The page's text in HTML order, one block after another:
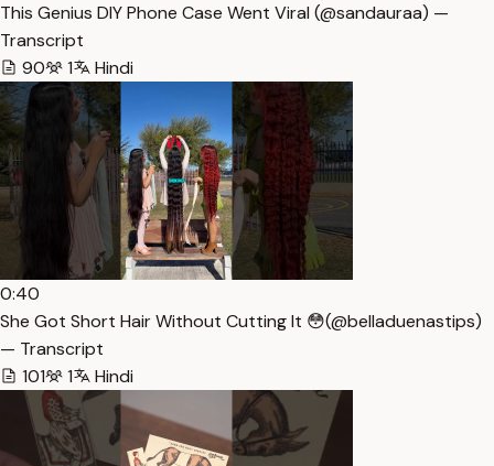
This Genius DIY Phone Case Went Viral (@sandauraa) —
Transcript
90
1 Hindi
0:40
She Got Short Hair Without Cutting It 😳(@belladuenastips)
— Transcript
101
1 Hindi